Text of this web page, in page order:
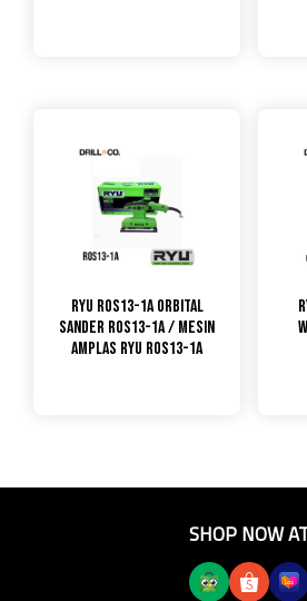
RYU ROS13-1A Orbital
Sander ROS13-1A / Mesin
Amplas Ryu ROS13-1A
SHOP NOW